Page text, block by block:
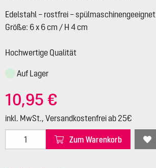
Edelstahl – rostfrei – spülmaschinengeeignet
Größe: 6 x 6 cm / H 4 cm
Hochwertige Qualität
Auf Lager
10,95 €
inkl. MwSt., Versandkostenfrei ab 25€
Zum Warenkorb